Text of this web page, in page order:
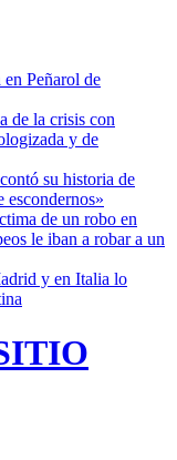
Peñarol de
de la crisis con
y de
su historia de
de un robo en
le iban a robar a un
y en Italia lo